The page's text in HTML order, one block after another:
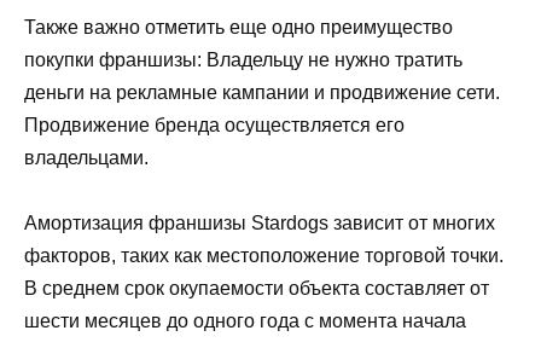
Также важно отметить еще одно преимущество
покупки франшизы: Владельцу не нужно тратить
деньги на рекламные кампании и продвижение сети.
Продвижение бренда осуществляется его
владельцами.
Амортизация франшизы Stardogs зависит от многих
факторов, таких как местоположение торговой точки.
В среднем срок окупаемости объекта составляет от
шести месяцев до одного года с момента начала